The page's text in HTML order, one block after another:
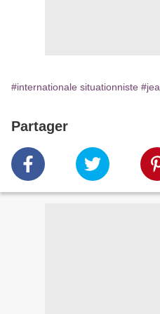
#internationale situationniste
Partager